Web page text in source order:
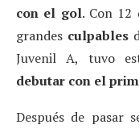
con el gol. Con 12
grandes culpables
Juvenil A, tuvo
debutar con el
Después de pasar